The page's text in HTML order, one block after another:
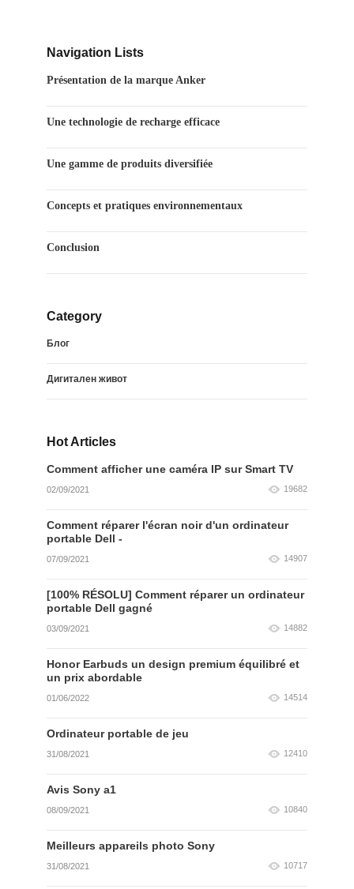
Navigation Lists
Présentation de la marque Anker
Une technologie de recharge efficace
Une gamme de produits diversifiée
Concepts et pratiques environnementaux
Conclusion
Category
Блог
Дигитален живот
Hot Articles
Comment afficher une caméra IP sur Smart TV
02/09/2021 19682
Comment réparer l'écran noir d'un ordinateur
portable Dell -
07/09/2021 14907
[100% RÉSOLU] Comment réparer un ordinateur
portable Dell gagné
03/09/2021 14882
Honor Earbuds un design premium équilibré et
un prix abordable
01/06/2022 14514
Ordinateur portable de jeu
31/08/2021 12410
Avis Sony a1
08/09/2021 10840
Meilleurs appareils photo Sony
31/08/2021 10717